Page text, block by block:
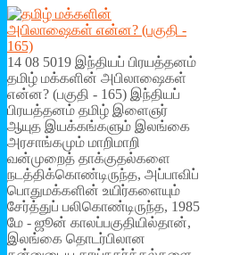
14 08 5019 இந்தியப் பிரயத்தனம்
தமிழ் மக்களின் அபிலாஷைகள்
என்ன? (பகுதி - 165) இந்தியப்
பிரயத்தனம் தமிழ் இளைஞர்
ஆயுத இயக்கங்களும் இலங்கை
அரசாங்கமும் மாறிமாறி
வன்முறைத் தாக்குதல்களை
நடத்திக்கொண்டிருந்த, அப்பாவிப்
பொதுமக்களின் உயிர்களையும்
சேர்த்துப் பலிகொண்டிருந்த, 1985
மே - ஜூன் காலப்பகுதியில்தான்,
இலங்கை தொடர்பிலான